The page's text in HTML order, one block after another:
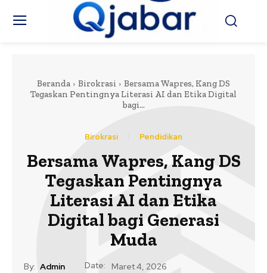
Beranda Birokrasi
Bersama Wapres, Kang DS
Tegaskan Pentingnya Literasi AI dan Etika Digital
bagi...
Birokrasi Pendidikan
Bersama Wapres, Kang DS
Tegaskan Pentingnya
Literasi AI dan Etika
Digital bagi Generasi
Muda
By: Admin Date: Maret 4, 2026